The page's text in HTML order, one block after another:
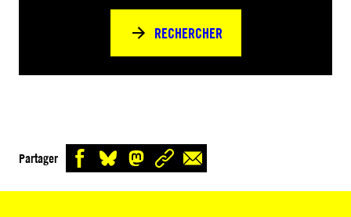
RECHERCHER
Partager